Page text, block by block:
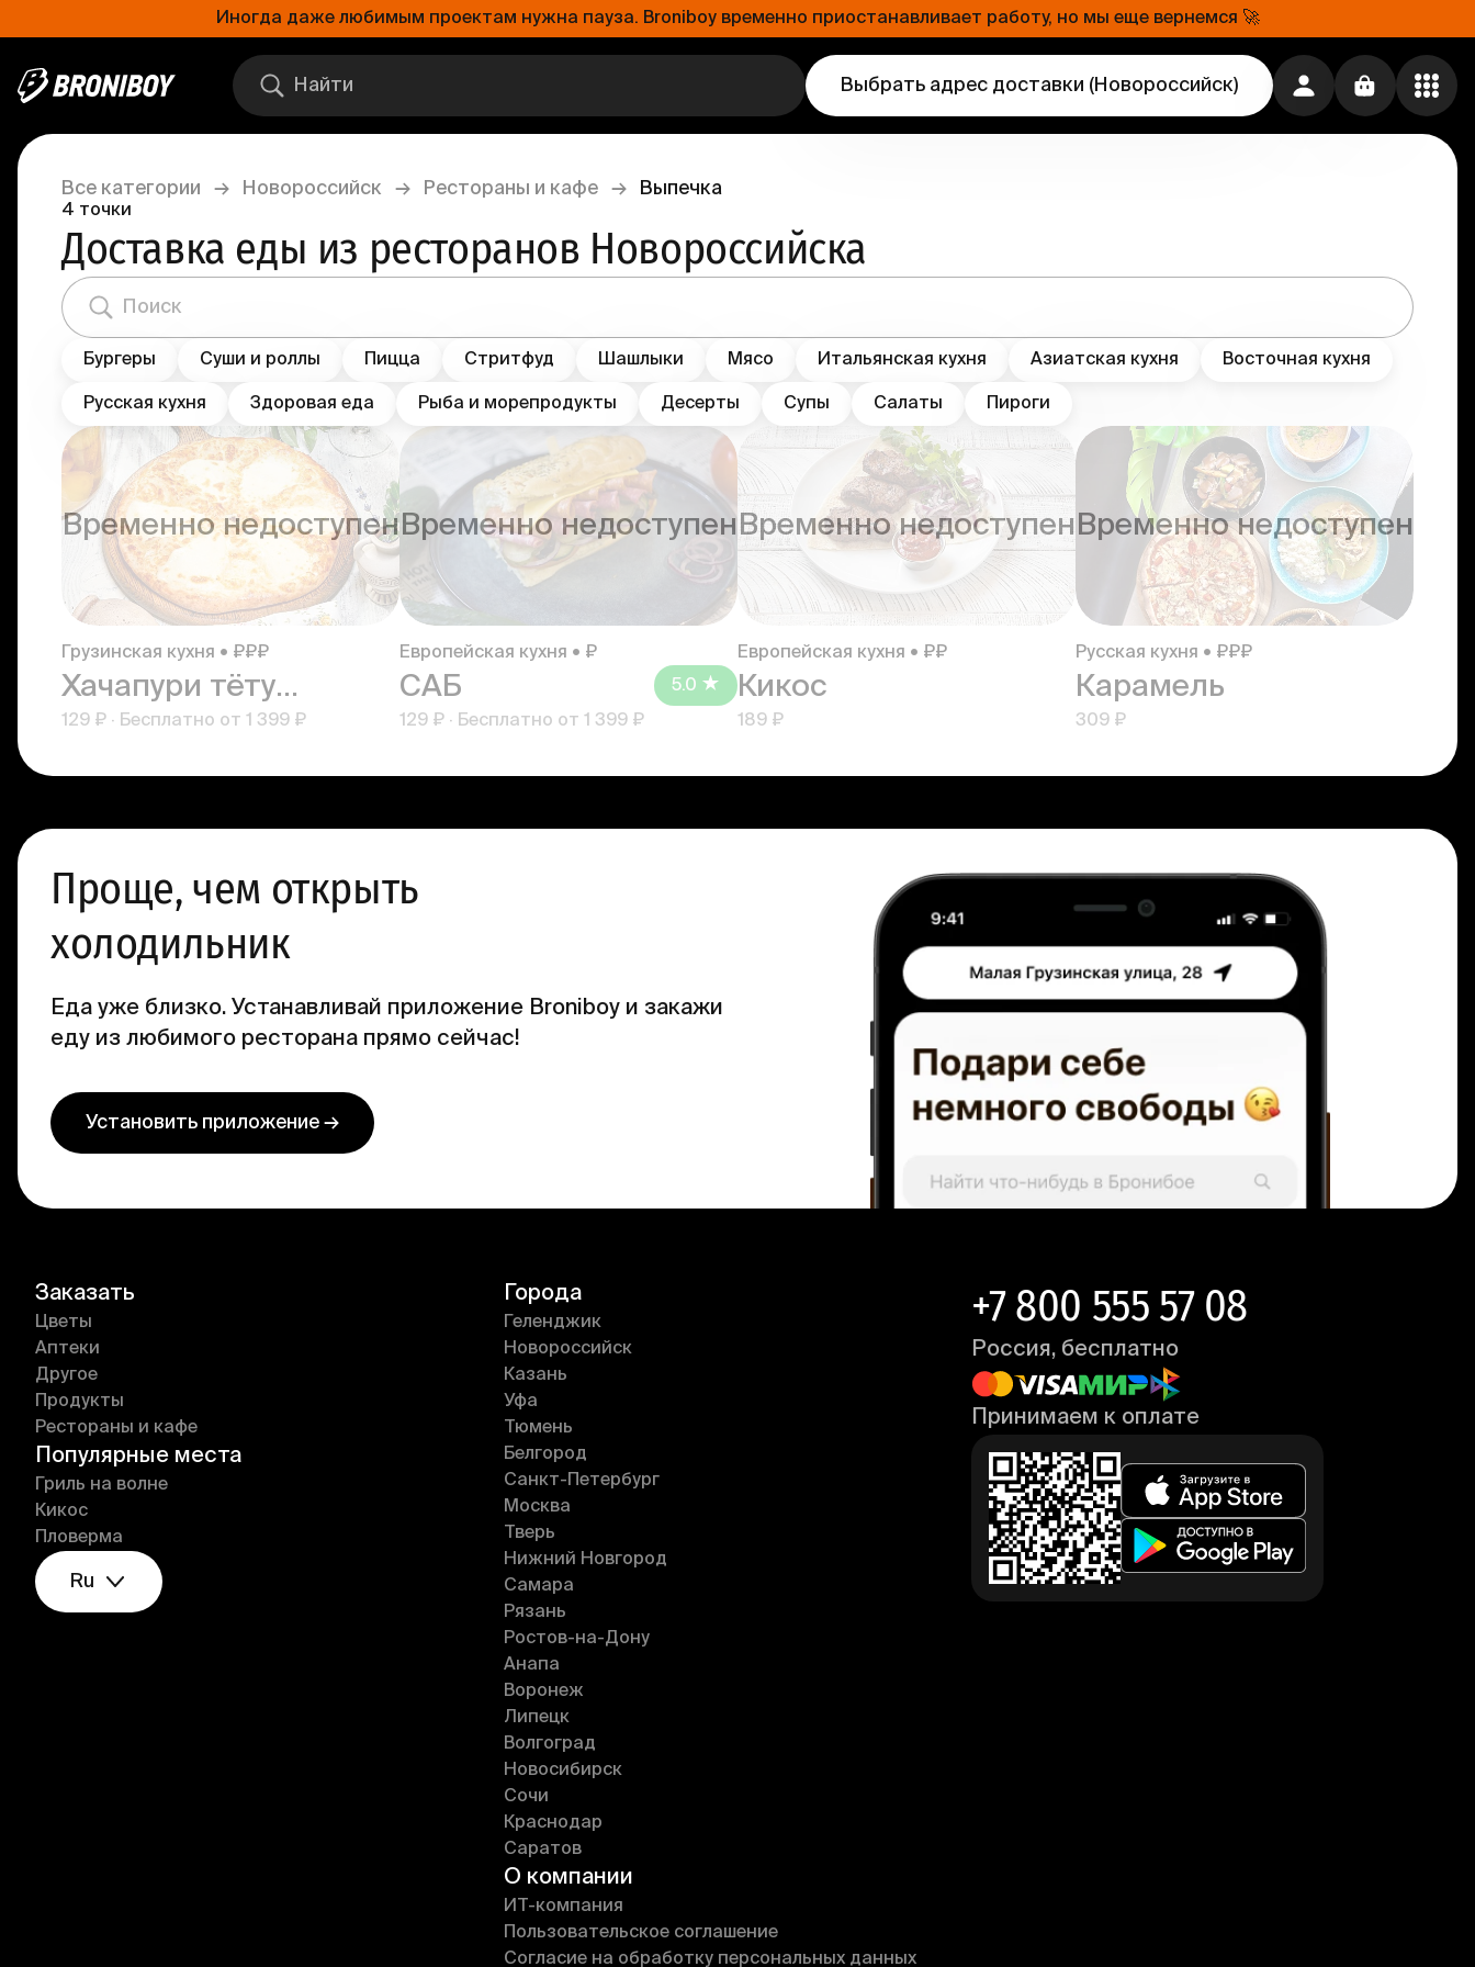
Иногда даже любимым проектам нужна пауза. Broniboy временно приостанавливает работу, но мы еще вернемся 🚀
Выбрать адрес доставки (Новороссийск)
Все категории → Новороссийск → Рестораны и кафе → Выпечка
4 точки
Доставка еды из ресторанов Новороссийска
Бургеры Суши и роллы Пицца Стритфуд Шашлыки Мясо Итальянская кухня Азиатская кухня Восточная кухня
Русская кухня Здоровая еда Рыба и морепродукты Десерты Супы Салаты Пироги
Временно недоступен
Грузинская кухня • ₽₽₽
Хачапури тётушки Марико
129 ₽ · Бесплатно от 1 399 ₽
Временно недоступен
Европейская кухня • ₽
САБ
129 ₽ · Бесплатно от 1 399 ₽
5.0
Временно недоступен
Европейская кухня • ₽₽
Кикос
189 ₽
Временно недоступен
Русская кухня • ₽₽₽
Карамель
309 ₽
Проще, чем открыть
холодильник
Еда уже близко. Устанавливай приложение Broniboy и закажи
еду из любимого ресторана прямо сейчас!
Установить приложение →
Заказать
Цветы
Аптеки
Другое
Продукты
Рестораны и кафе
Популярные места
Гриль на волне
Кикос
Пловерма
Ru
Города
Геленджик
Новороссийск
Казань
Уфа
Тюмень
Белгород
Санкт-Петербург
Москва
Тверь
Нижний Новгород
Самара
Рязань
Ростов-на-Дону
Анапа
Воронеж
Липецк
Волгоград
Новосибирск
Сочи
Краснодар
Саратов
О компании
ИT-компания
Пользовательское соглашение
Согласие на обработку персональных данных
+7 800 555 57 08
Россия, бесплатно
Принимаем к оплате